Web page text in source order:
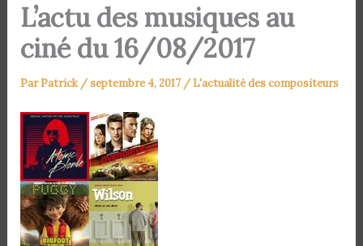
L’actu des musiques au
ciné du 16/08/2017
ParPatrick /septembre 4, 2017 /L'actualité des compositeurs